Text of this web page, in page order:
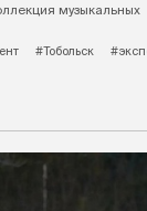
музыкальных
#Тобольск